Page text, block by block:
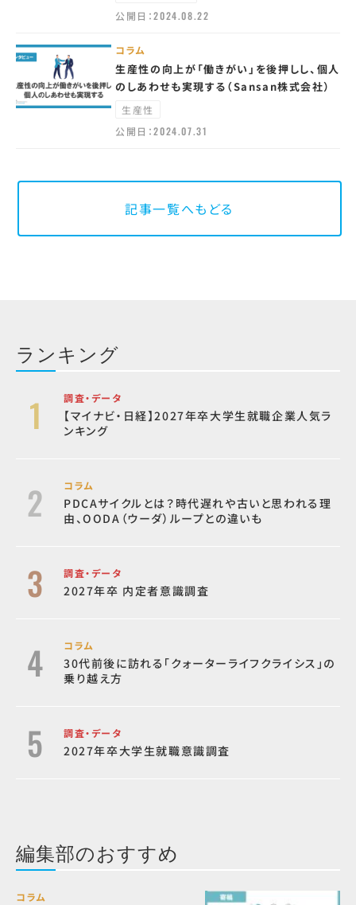
公開日：2024.08.22
コラム
生産性の向上が「働きがい」を後押しし、個人
のしあわせも実現する（Sansan株式会社）
生産性
公開日：2024.07.31
記事一覧へもどる
ランキング
調査・データ
【マイナビ・日経】2027年卒大学生就職企業人気ラ
ンキング
コラム
PDCAサイクルとは？時代遅れや古いと思われる理
由、OODA（ウーダ）ループとの違いも
調査・データ
2027年卒 内定者意識調査
コラム
30代前後に訪れる「クォーターライフクライシス」の
乗り越え方
調査・データ
2027年卒大学生就職意識調査
編集部のおすすめ
コラム